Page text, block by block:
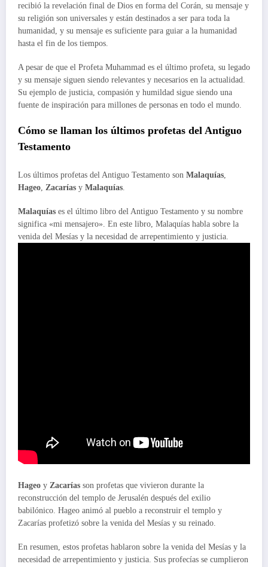
recibió la revelación final de Dios en forma del Corán, su mensaje y
su religión son universales y están destinados a ser para toda la
humanidad, y su mensaje es suficiente para guiar a la humanidad
hasta el fin de los tiempos.
A pesar de que el Profeta Muhammad es el último profeta, su legado
y su mensaje siguen siendo relevantes y necesarios en la actualidad.
Su ejemplo de justicia, compasión y humildad sigue siendo una
fuente de inspiración para millones de personas en todo el mundo.
Cómo se llaman los últimos profetas del Antiguo
Testamento
Los últimos profetas del Antiguo Testamento son Malaquías
Hageo Zacarías y Malaquías
Malaquías es el último libro del Antiguo Testamento y su nombre
significa «mi mensajero». En este libro, Malaquías habla sobre la
venida del Mesías y la necesidad de arrepentimiento y justicia.
Hageo y Zacarías son profetas que vivieron durante la
reconstrucción del templo de Jerusalén después del exilio
babilónico. Hageo animó al pueblo a reconstruir el templo y
Zacarías profetizó sobre la venida del Mesías y su reinado.
En resumen, estos profetas hablaron sobre la venida del Mesías y la
necesidad de arrepentimiento y justicia. Sus profecías se cumplieron